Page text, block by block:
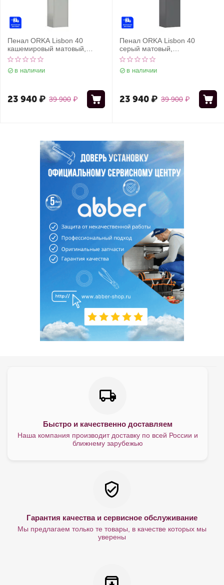
Пенал ORKA Lisbon 40
кашемировый матовый,
универсальный
в наличии
39 900 ₽
23 940₽
Пенал ORKA Lisbon 40
серый матовый,
универсальный
в наличии
39 900 ₽
23 940₽
Быстро и качественно доставляем
Наша компания производит доставку по всей России и
ближнему зарубежью
Гарантия качества и сервисное обслуживание
Мы предлагаем только те товары, в качестве которых мы
уверены